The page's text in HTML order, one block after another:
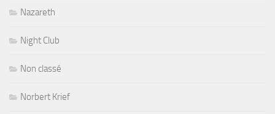
Nazareth
Night Club
Non classé
Norbert Krief